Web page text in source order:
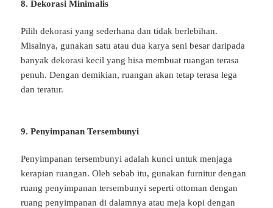
8. Dekorasi Minimalis
Pilih dekorasi yang sederhana dan tidak berlebihan.
Misalnya, gunakan satu atau dua karya seni besar daripada
banyak dekorasi kecil yang bisa membuat ruangan terasa
penuh. Dengan demikian, ruangan akan tetap terasa lega
dan teratur.
9. Penyimpanan Tersembunyi
Penyimpanan tersembunyi adalah kunci untuk menjaga
kerapian ruangan. Oleh sebab itu, gunakan furnitur dengan
ruang penyimpanan tersembunyi seperti ottoman dengan
ruang penyimpanan di dalamnya atau meja kopi dengan